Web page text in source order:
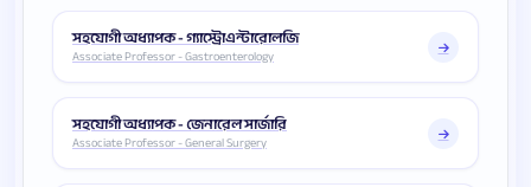
সহযোগী অধ্যাপক - গ্যাস্ট্রোএন্টারোলজি
Associate Professor - Gastroenterology
সহযোগী অধ্যাপক - জেনারেল সার্জারি
Associate Professor - General Surgery